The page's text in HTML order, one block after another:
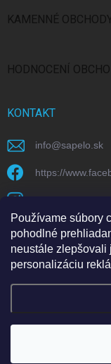
Používame súbory
pohodlné
neustále zlepšovali
personalizáciu
KAMENNÉ
HODNOCENÍ
KONTAKT
info@sapelo.sk
https://
https://